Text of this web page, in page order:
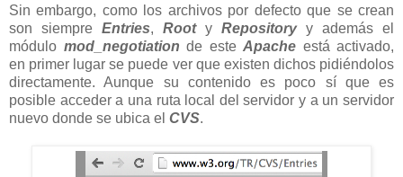
Sin embargo, como los archivos por defecto que se crean
son siempre Entries, Rooty Repositoryy además el
módulo mod_negotiation de este Apache está activado,
en primer lugar se puede ver que existen dichos pidiéndolos
directamente. Aunque su contenido es poco sí que es
posible acceder a una ruta local del servidor y a un servidor
nuevo donde se ubica el CVS.